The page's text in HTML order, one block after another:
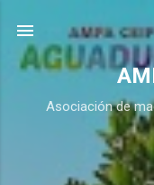
Ir
Asociación de